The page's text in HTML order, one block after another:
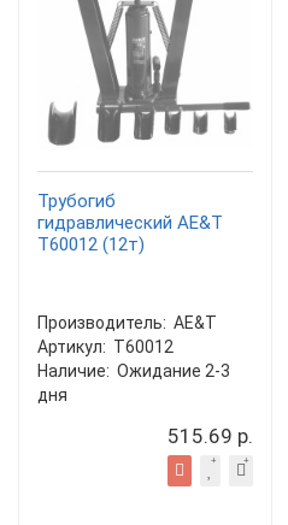
Трубогиб
гидравлический AE&T
T60012 (12т)
Производитель: AE&T
Артикул: T60012
Наличие: Ожидание 2-3
дня
515.69 р.